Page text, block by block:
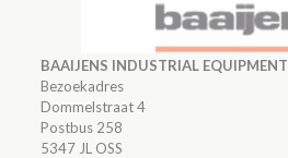
BAAIJENS INDUSTRIAL EQUIPMENT
Bezoekadres
Dommelstraat 4
Postbus 258
5347 JL OSS